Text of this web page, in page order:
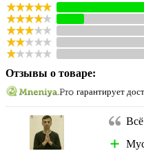
Отзывы о товаре:
гарантирует